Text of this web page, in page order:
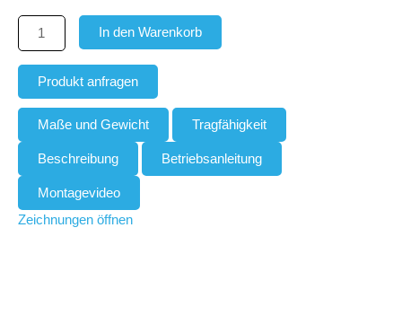
In den Warenkorb
Produkt anfragen
Maße und Gewicht Tragfähigkeit
Beschreibung Betriebsanleitung
Montagevideo
Zeichnungen öffnen